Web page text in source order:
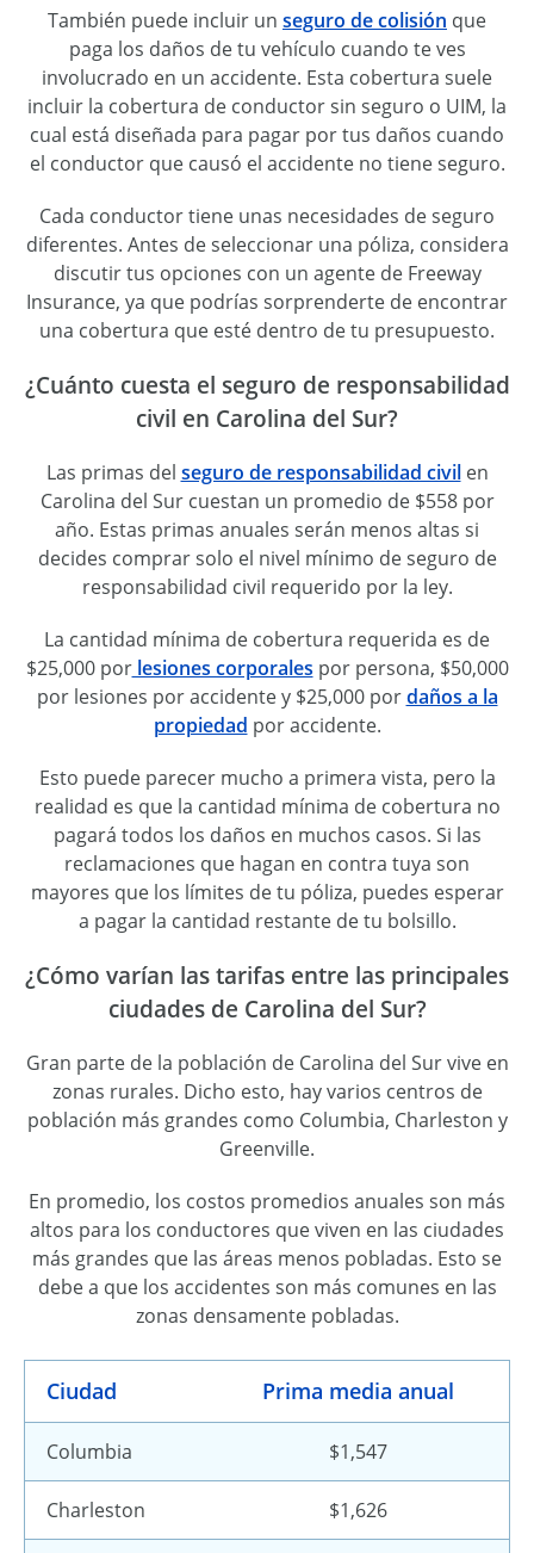
También puede incluir un seguro de colisión que
paga los daños de tu vehículo cuando te ves
involucrado en un accidente. Esta cobertura suele
incluir la cobertura de conductor sin seguro o UIM, la
cual está diseñada para pagar por tus daños cuando
el conductor que causó el accidente no tiene seguro.
Cada conductor tiene unas necesidades de seguro
diferentes. Antes de seleccionar una póliza, considera
discutir tus opciones con un agente de Freeway
Insurance, ya que podrías sorprenderte de encontrar
una cobertura que esté dentro de tu presupuesto.
¿Cuánto cuesta el seguro de responsabilidad
civil en Carolina del Sur?
Las primas del seguro de responsabilidad civilen
Carolina del Sur cuestan un promedio de $558 por
año. Estas primas anuales serán menos altas si
decides comprar solo el nivel mínimo de seguro de
responsabilidad civil requerido por la ley.
La cantidad mínima de cobertura requerida es de
$25,000 porlesiones corporales por persona, $50,000
por lesiones por accidente y $25,000 pordaños a la
propiedad por accidente.
Esto puede parecer mucho a primera vista, pero la
realidad es que la cantidad mínima de cobertura no
pagará todos los daños en muchos casos. Si las
reclamaciones que hagan en contra tuya son
mayores que los límites de tu póliza, puedes esperar
a pagar la cantidad restante de tu bolsillo.
¿Cómo varían las tarifas entre las principales
ciudades de Carolina del Sur?
Gran parte de la población de Carolina del Sur vive en
zonas rurales. Dicho esto, hay varios centros de
población más grandes como Columbia, Charleston y
Greenville.
En promedio, los costos promedios anuales son más
altos para los conductores que viven en las ciudades
más grandes que las áreas menos pobladas. Esto se
debe a que los accidentes son más comunes en las
zonas densamente pobladas.
Ciudad Prima media anual
Columbia $1,547
Charleston $1,626